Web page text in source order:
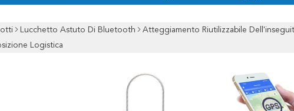
Lucchetto Astuto Di Bluetooth
Atteggiamento Riutilizzabile
Logistica